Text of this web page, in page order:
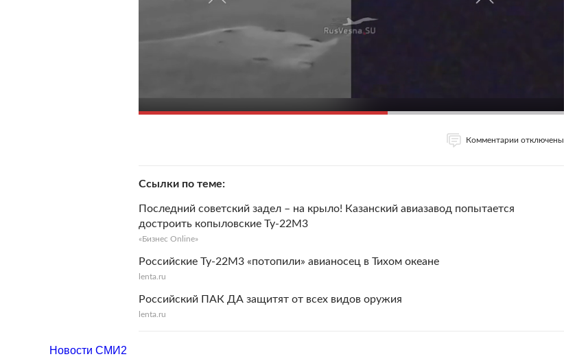
Комментарии отключены
Ссылки по теме
Последний советский задел – на крыло! Казанский авиазавод попытается
достроить копыловские Ту-22М3
«Бизнес Online»
Российские Ту-22М3 «потопили» авианосец в Тихом океане
lenta.ru
Российский ПАК ДА защитят от всех видов оружия
lenta.ru
Новости СМИ2